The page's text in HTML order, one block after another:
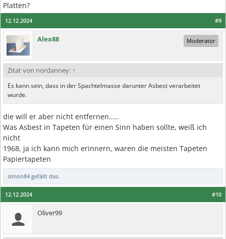
Platten?
#9
12.12.2024
Alex88 Moderator
Zitat von nordanney: ↑
Es kann sein, dass in der Spachtelmasse darunter Asbest verarbeitet
wurde.
die will er aber nicht entfernen.....
Was Asbest in Tapeten für einen Sinn haben sollte, weiß ich
nicht
1968, ja ich kann mich erinnern, waren die meisten Tapeten
Papiertapeten
simon84 gefällt das.
#10
12.12.2024
Oliver99